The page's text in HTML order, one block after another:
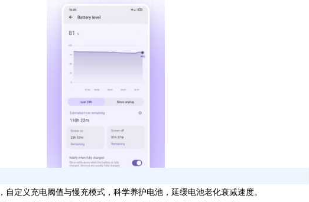
定义充电阈值与慢充模式，科学养护电池，延缓电池老化衰减速度。